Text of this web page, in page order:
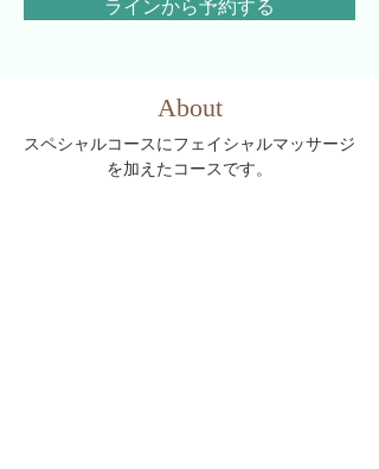
ラインから予約する
About
スペシャルコースにフェイシャルマッサージ
を加えたコースです。